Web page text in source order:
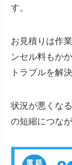
す。
お見積りは作
ンセル料もか
トラブルを解
状況が悪くな
の短縮につな